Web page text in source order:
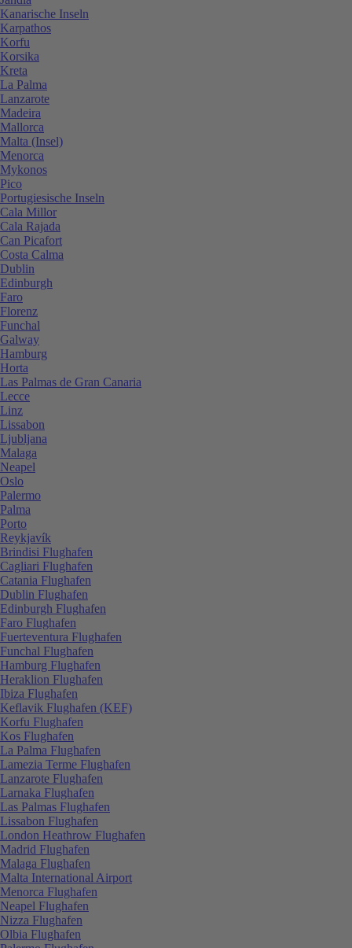
Kanarische Inseln
Karpathos
Korfu
Korsika
Kreta
La Palma
Lanzarote
Madeira
Mallorca
Malta (Insel)
Menorca
Mykonos
Pico
Portugiesische Inseln
Cala Millor
Cala Rajada
Can Picafort
Costa Calma
Dublin
Edinburgh
Faro
Florenz
Funchal
Galway
Hamburg
Horta
Las Palmas de Gran Canaria
Lecce
Linz
Lissabon
Ljubljana
Malaga
Neapel
Oslo
Palermo
Palma
Porto
Reykjavík
Brindisi Flughafen
Cagliari Flughafen
Catania Flughafen
Dublin Flughafen
Edinburgh Flughafen
Faro Flughafen
Fuerteventura Flughafen
Funchal Flughafen
Hamburg Flughafen
Heraklion Flughafen
Ibiza Flughafen
Keflavik Flughafen (KEF)
Korfu Flughafen
Kos Flughafen
La Palma Flughafen
Lamezia Terme Flughafen
Lanzarote Flughafen
Larnaka Flughafen
Las Palmas Flughafen
Lissabon Flughafen
London Heathrow Flughafen
Madrid Flughafen
Malaga Flughafen
Malta International Airport
Menorca Flughafen
Neapel Flughafen
Nizza Flughafen
Olbia Flughafen